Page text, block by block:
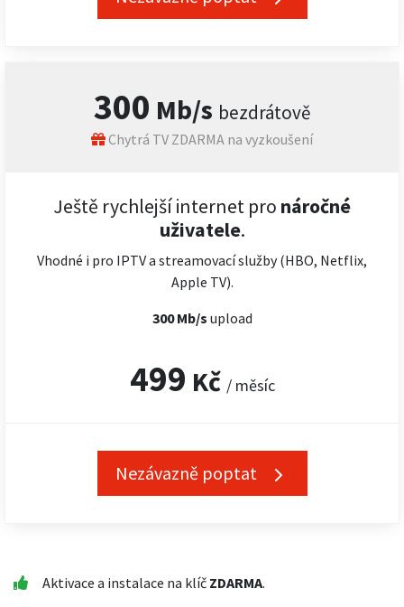
300 Mb/s bezdrátově
Chytrá TV ZDARMA na vyzkoušení
Ještě rychlejší internet pro náročné
uživatele.
Vhodné i pro IPTV a streamovací služby (HBO, Netflix,
Apple TV).
300 Mb/s upload
499 Kč / měsíc
Nezávazně poptat
Aktivace a instalace na klíč ZDARMA.